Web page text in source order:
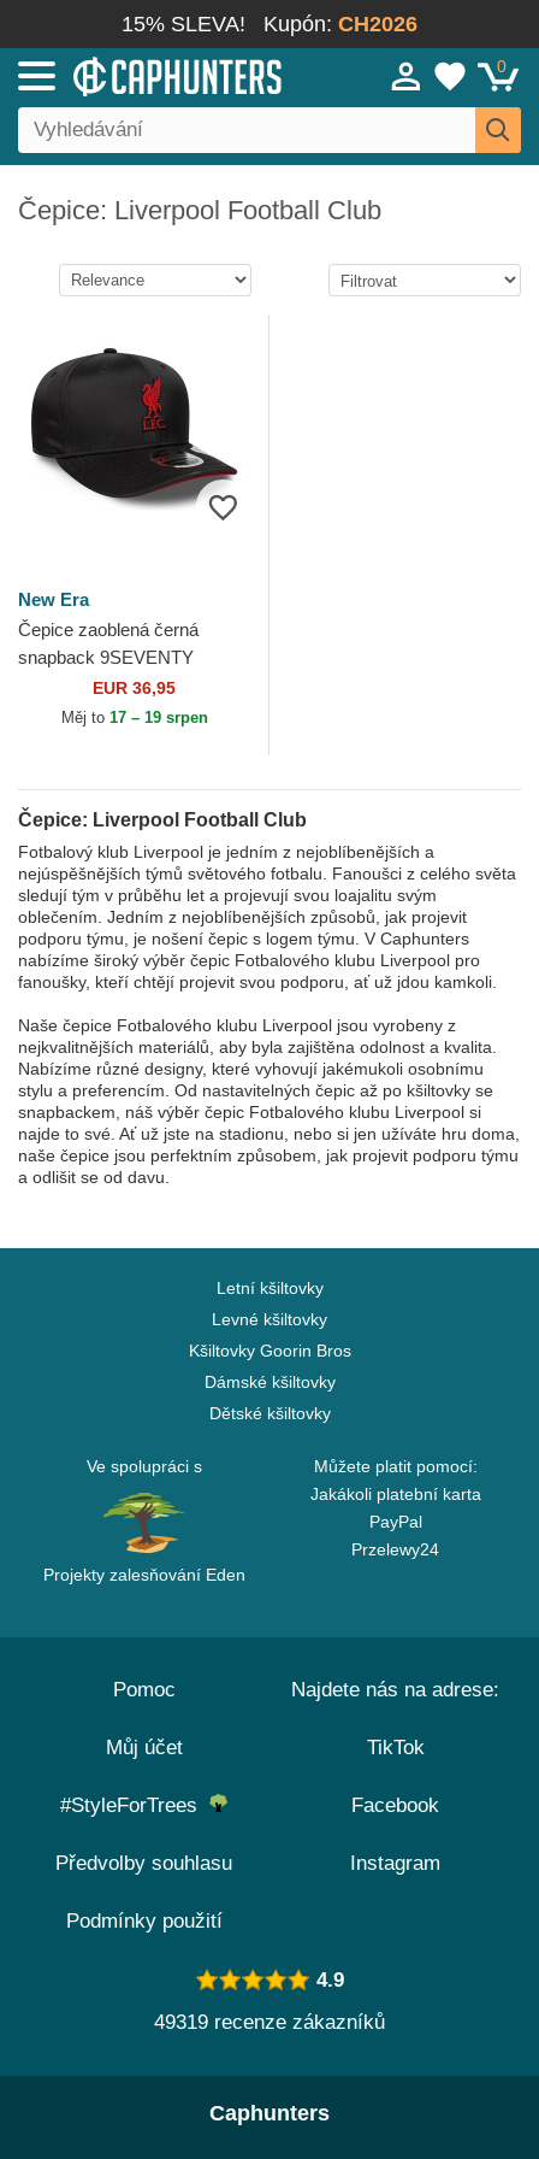
15% SLEVA! Kupón: CH2026
0
Čepice: Liverpool Football Club
New Era
Čepice zaoblená černá
snapback 9SEVENTY
Stretch Snap Gradient
Liverpool Football Club
EUR 36,95
Měj to 17 – 19 srpen
Čepice: Liverpool Football Club
Fotbalový klub Liverpool je jedním z nejoblíbenějších a
nejúspěšnějších týmů světového fotbalu. Fanoušci z celého světa
sledují tým v průběhu let a projevují svou loajalitu svým
oblečením. Jedním z nejoblíbenějších způsobů, jak projevit
podporu týmu, je nošení čepic s logem týmu. V Caphunters
nabízíme široký výběr čepic Fotbalového klubu Liverpool pro
fanoušky, kteří chtějí projevit svou podporu, ať už jdou kamkoli.
Naše čepice Fotbalového klubu Liverpool jsou vyrobeny z
nejkvalitnějších materiálů, aby byla zajištěna odolnost a kvalita.
Nabízíme různé designy, které vyhovují jakémukoli osobnímu
stylu a preferencím. Od nastavitelných čepic až po kšiltovky se
snapbackem, náš výběr čepic Fotbalového klubu Liverpool si
najde to své. Ať už jste na stadionu, nebo si jen užíváte hru doma,
naše čepice jsou perfektním způsobem, jak projevit podporu týmu
a odlišit se od davu.
Letní kšiltovky
Levné kšiltovky
Kšiltovky Goorin Bros
Dámské kšiltovky
Dětské kšiltovky
Ve spolupráci s
Projekty zalesňování Eden
Můžete platit pomocí:
Jakákoli platební karta
PayPal
Przelewy24
Pomoc
Můj účet
#StyleForTrees
Předvolby souhlasu
Podmínky použití
Najdete nás na adrese:
TikTok
Facebook
Instagram
4.9
49319 recenze zákazníků
Caphunters